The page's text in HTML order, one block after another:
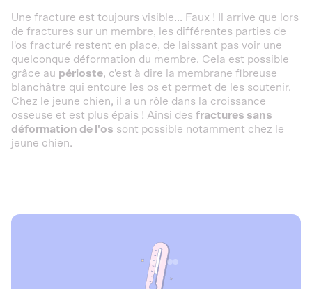
Une fracture est toujours visible... Faux ! Il arrive que lors
de fractures sur un membre, les différentes parties de
l'os fracturé restent en place, de laissant pas voir une
quelconque déformation du membre. Cela est possible
grâce au périoste, c'est à dire la membrane fibreuse
blanchâtre qui entoure les os et permet de les soutenir.
Chez le jeune chien, il a un rôle dans la croissance
osseuse et est plus épais ! Ainsi des fractures sans
déformation de l'os sont possible notamment chez le
jeune chien.